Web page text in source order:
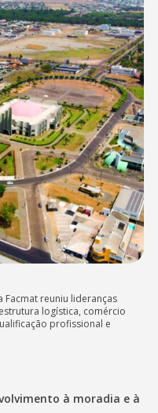
reuniu lideranças
logística, comércio
profissional e
à moradia e à